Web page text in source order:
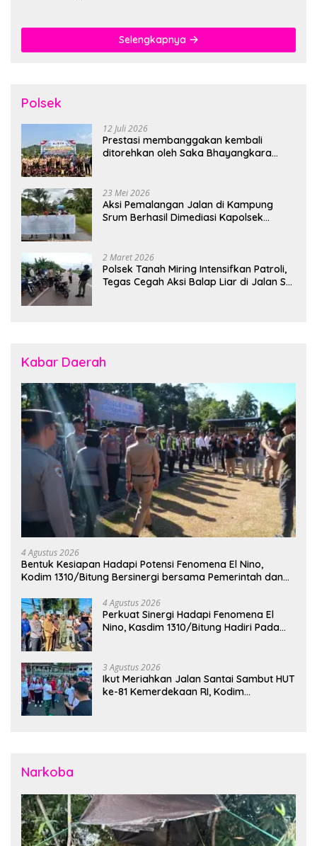
Selengkapnya
Polsek
12 Juli 2026
Prestasi membanggakan kembali
ditorehkan oleh Saka Bhayangkara
23 Mei 2026
Aksi Pemalangan Jalan di Kampung
Srum Berhasil Dimediasi Kapolsek
2 Maret 2026
Polsek Tanah Miring Intensifkan Patroli,
Tegas Cegah Aksi Balap Liar di Jalan SP
Kabar Daerah
4 Agustus 2026
Bentuk Kesiapan Hadapi Potensi Fenomena El Nino,
Kodim 1310/Bitung Bersinergi bersama Pemerintah dan
Bencana
4 Agustus 2026
Perkuat Sinergi Hadapi Fenomena El
Nino, Kasdim 1310/Bitung Hadiri Pada
3 Agustus 2026
Ikut Meriahkan Jalan Santai Sambut HUT
ke-81 Kemerdekaan RI, Kodim
Narkoba